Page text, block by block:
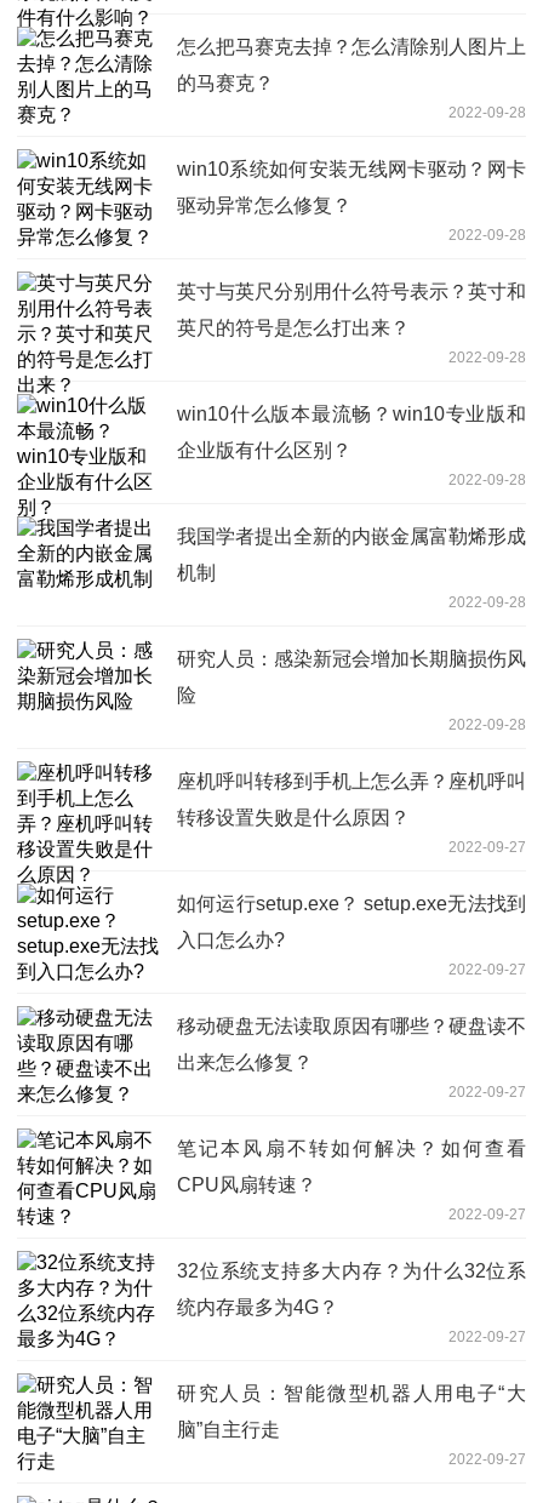
怎么把马赛克去掉？怎么清除别人图片上
的马赛克？
2022-09-28
win10系统如何安装无线网卡驱动？网卡
驱动异常怎么修复？
2022-09-28
英寸与英尺分别用什么符号表示？英寸和
英尺的符号是怎么打出来？
2022-09-28
win10什么版本最流畅？win10专业版和
企业版有什么区别？
2022-09-28
我国学者提出全新的内嵌金属富勒烯形成
机制
2022-09-28
研究人员：感染新冠会增加长期脑损伤风
险
2022-09-28
座机呼叫转移到手机上怎么弄？座机呼叫
转移设置失败是什么原因？
2022-09-27
如何运行setup.exe？ setup.exe无法找到
入口怎么办?
2022-09-27
移动硬盘无法读取原因有哪些？硬盘读不
出来怎么修复？
2022-09-27
笔记本风扇不转如何解决？如何查看
CPU风扇转速？
2022-09-27
32位系统支持多大内存？为什么32位系
统内存最多为4G？
2022-09-27
研究人员：智能微型机器人用电子“大
脑”自主行走
2022-09-27